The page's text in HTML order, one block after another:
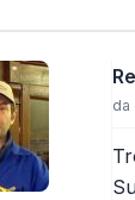
da